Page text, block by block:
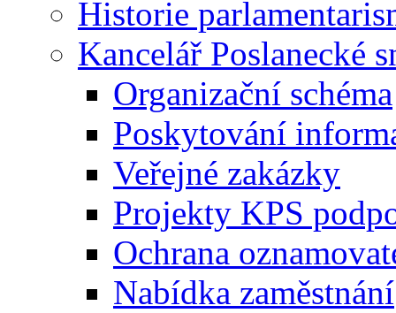
Historie
Kancelář Poslanecké
Organizační schéma
Poskytování
Veřejné zakázky
Projekty KPS
Ochrana
Nabídka zaměstnání